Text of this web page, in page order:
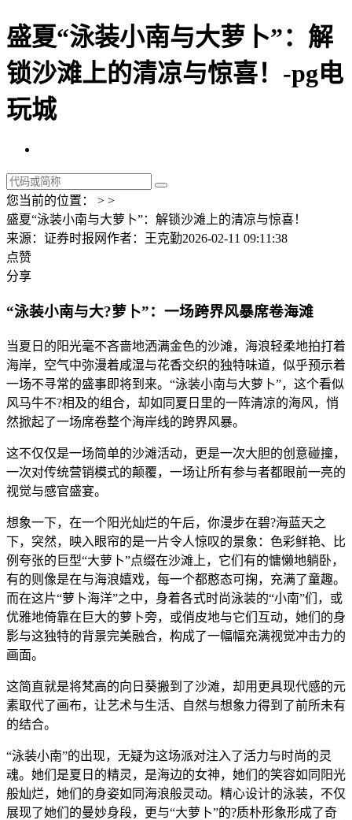
盛夏“泳装小南与大萝卜”：解
锁沙滩上的清凉与惊喜！-pg电
玩城
您当前的位置： > >
盛夏“泳装小南与大萝卜”：解锁沙滩上的清凉与惊喜！
来源：证券时报网作者：王克勤2026-02-11 09:11:38
点赞
分享
“泳装小南与大?萝卜”：一场跨界风暴席卷海滩
当夏日的阳光毫不吝啬地洒满金色的沙滩，海浪轻柔地拍打着
海岸，空气中弥漫着咸湿与花香交织的独特味道，似乎预示着
一场不寻常的盛事即将到来。“泳装小南与大萝卜”，这个看似
风马牛不?相及的组合，却如同夏日里的一阵清凉的海风，悄
然掀起了一场席卷整个海岸线的跨界风暴。
这不仅仅是一场简单的沙滩活动，更是一次大胆的创意碰撞，
一次对传统营销模式的颠覆，一场让所有参与者都眼前一亮的
视觉与感官盛宴。
想象一下，在一个阳光灿烂的午后，你漫步在碧?海蓝天之
下，突然，映入眼帘的是一片令人惊叹的景象：色彩鲜艳、比
例夸张的巨型“大萝卜”点缀在沙滩上，它们有的慵懒地躺卧，
有的则像是在与海浪嬉戏，每一个都憨态可掬，充满了童趣。
而在这片“萝卜海洋”之中，身着各式时尚泳装的“小南”们，或
优雅地倚靠在巨大的萝卜旁，或俏皮地与它们互动，她们的身
影与这独特的背景完美融合，构成了一幅幅充满视觉冲击力的
画面。
这简直就是将梵高的向日葵搬到了沙滩，却用更具现代感的元
素取代了画布，让艺术与生活、自然与想象力得到了前所未有
的结合。
“泳装小南”的出现，无疑为这场派对注入了活力与时尚的灵
魂。她们是夏日的精灵，是海边的女神，她们的笑容如同阳光
般灿烂，她们的身姿如同海浪般灵动。精心设计的泳装，不仅
展现了她们的曼妙身段，更与“大萝卜”的?质朴形象形成了奇